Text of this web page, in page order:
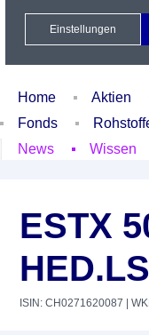
Xetra Realtime
Home Aktien
Fonds
News
Wissen
ESTX
HED.LS
ISIN: CH0271620087 |
Einstellungen